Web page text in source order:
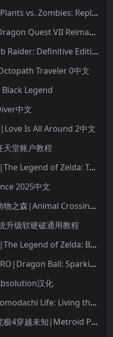
植物大战僵尸：重植版|Plants vs. Zombies: Replanted中文
勇者斗恶龙7：重制版|Dragon Quest VII Reimagined中文
古墓丽影：决定版|Tomb Raider: Definitive Edition中文
Traveler 0中文
Legend
中文
Is All Around 2中文
堂账户教程
塞尔达传说：王国之泪|The Legend of Zelda: Tears of the Kingdom中文
2025中文
集合啦！动物森友会|动物之森|Animal Crossing: New Horizons中文
升级软硬破通用教程
塞尔达传说：旷野之息|The Legend of Zelda: Breath of the Wild中文
七龙珠：电光炸裂！ZERO|Dragon Ball: Sparking! Zero中文
汉化
朋友收集：梦想生活|Tomodachi Life: Living the Dream中文
银河战士|密特罗德：究极4穿越未知|Metroid Prime 4: Beyond中文